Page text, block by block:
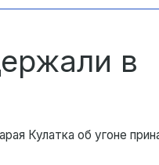
в
Кулатка об угоне